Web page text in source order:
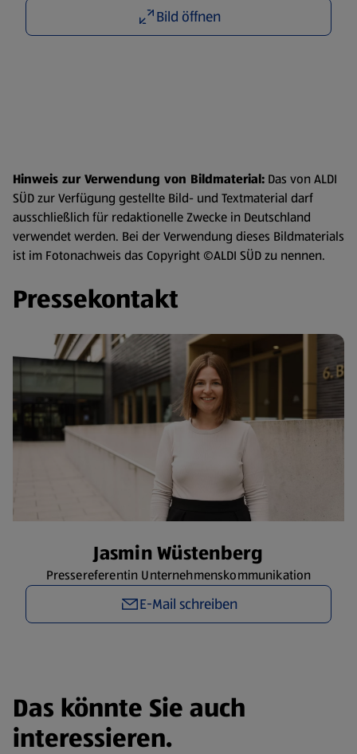
Bild öffnen
Hinweis zur Verwendung von Bildmaterial: Das von ALDI
SÜD zur Verfügung gestellte Bild- und Textmaterial darf
ausschließlich für redaktionelle Zwecke in Deutschland
verwendet werden. Bei der Verwendung dieses Bildmaterials
ist im Fotonachweis das Copyright ©ALDI SÜD zu nennen.
Pressekontakt
Jasmin Wüstenberg
Pressereferentin Unternehmenskommunikation
E-Mail schreiben
Das könnte Sie auch
interessieren.